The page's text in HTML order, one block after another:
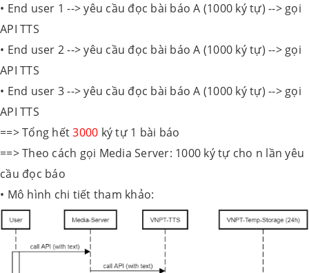
• End user 1 --> yêu cầu đọc bài báo A (1000 ký tự) --> gọi
API TTS
• End user 2 --> yêu cầu đọc bài báo A (1000 ký tự) --> gọi
API TTS
• End user 3 --> yêu cầu đọc bài báo A (1000 ký tự) --> gọi
API TTS
==> Tổng hết3000 ký tự 1 bài báo
==> Theo cách gọi Media Server: 1000 ký tự cho n lần yêu
cầu đọc báo
• Mô hình chi tiết tham khảo: